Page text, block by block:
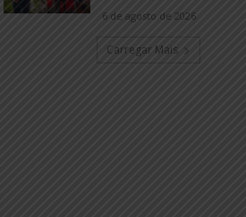
6 de agosto de 2026
Carregar Mais